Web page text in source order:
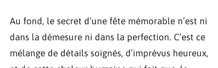
Au fond, le secret d’une fête mémorable n’est ni
dans la démesure ni dans la perfection. C’est ce
mélange de détails soignés, d’imprévus heureux,